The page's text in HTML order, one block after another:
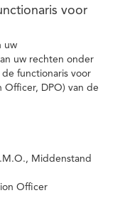
voor
uw
uw rechten onder
functionaris voor
Officer, DPO) van de
Middenstand
Officer